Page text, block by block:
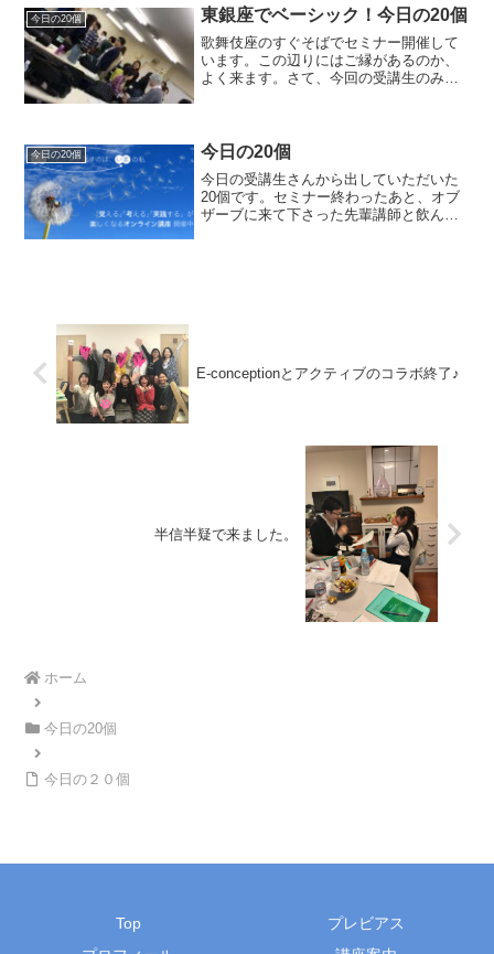
す。第1回目の海外アクテ...
今日の20個 東銀座でベーシック！今日の20個
歌舞伎座のすぐそばでセミナー開催して
います。この辺りにはご縁があるのか、
よく来ます。さて、今回の受講生のみな
ル茶6.ジャ...
今日の20個 今日の20個
今日の受講生さんから出していただいた
20個です。セミナー終わったあと、オブ
ザーブに来て下さった先輩講師と飲ん
E-conceptionとアクティブのコラボ終了♪
半信半疑で来ました。
ホーム
今日の20個
今日の２０個
Top
プレビアス